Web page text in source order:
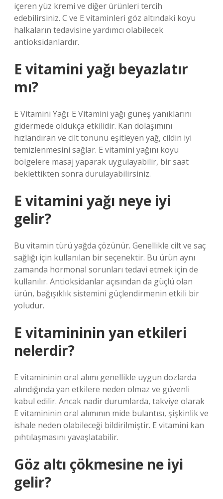
içeren yüz kremi ve diğer ürünleri tercih
edebilirsiniz. C ve E vitaminleri göz altındaki koyu
halkaların tedavisine yardımcı olabilecek
antioksidanlardır.
E vitamini yağı beyazlatır
mı?
E Vitamini Yağı: E Vitamini yağı güneş yanıklarını
gidermede oldukça etkilidir. Kan dolaşımını
hızlandıran ve cilt tonunu eşitleyen yağ, cildin iyi
temizlenmesini sağlar. E vitamini yağını koyu
bölgelere masaj yaparak uygulayabilir, bir saat
beklettikten sonra durulayabilirsiniz.
E vitamini yağı neye iyi
gelir?
Bu vitamin türü yağda çözünür. Genellikle cilt ve saç
sağlığı için kullanılan bir seçenektir. Bu ürün aynı
zamanda hormonal sorunları tedavi etmek için de
kullanılır. Antioksidanlar açısından da güçlü olan
ürün, bağışıklık sistemini güçlendirmenin etkili bir
yoludur.
E vitamininin yan etkileri
nelerdir?
E vitamininin oral alımı genellikle uygun dozlarda
alındığında yan etkilere neden olmaz ve güvenli
kabul edilir. Ancak nadir durumlarda, takviye olarak
E vitamininin oral alımının mide bulantısı, şişkinlik ve
ishale neden olabileceği bildirilmiştir. E vitamini kan
pıhtılaşmasını yavaşlatabilir.
Göz altı çökmesine ne iyi
gelir?